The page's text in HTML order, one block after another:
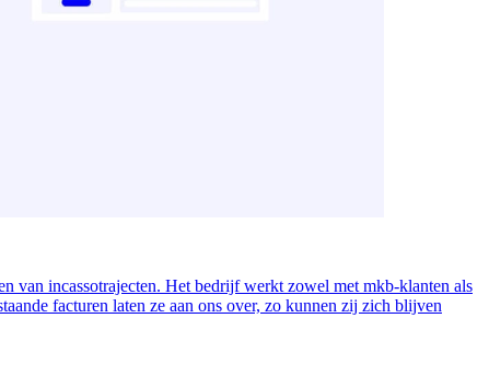
van incassotrajecten. Het bedrijf werkt zowel met mkb-klanten als
facturen laten ze aan ons over, zo kunnen zij zich blijven